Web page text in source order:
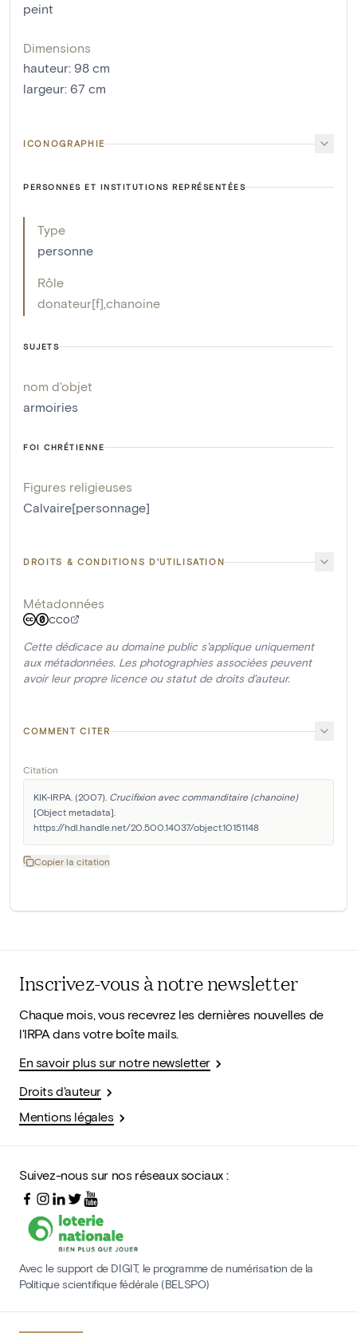
peint
Dimensions
hauteur: 98 cm
largeur: 67 cm
ICONOGRAPHIE
PERSONNES ET INSTITUTIONS REPRÉSENTÉES
Type
personne
Rôle
donateur[f] chanoine
SUJETS
nom d'objet
armoiries
FOI CHRÉTIENNE
Figures religieuses
Calvaire[personnage]
DROITS & CONDITIONS D'UTILISATION
Métadonnées
CC0
Cette dédicace au domaine public s'applique uniquement
aux métadonnées. Les photographies associées peuvent
avoir leur propre licence ou statut de droits d'auteur.
COMMENT CITER
Citation
KIK-IRPA. (2007). Crucifixion avec commanditaire (chanoine)
[Object metadata].
https://hdl.handle.net/20.500.14037/object.10151148
Copier la citation
Inscrivez-vous à notre newsletter
Chaque mois, vous recevrez les dernières nouvelles de
l'IRPA dans votre boîte mails.
En savoir plus sur notre newsletter
Droits d'auteur
Mentions légales
Suivez-nous sur nos réseaux sociaux :
Avec le support de DIGIT, le programme de numérisation de la
Politique scientifique fédérale (BELSPO)